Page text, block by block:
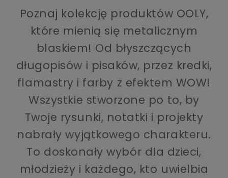
Poznaj kolekcję produktów OOLY,
które mienią się metalicznym
blaskiem! Od błyszczących
długopisów i pisaków, przez kredki,
flamastry i farby z efektem WOW!
Wszystkie stworzone po to, by
Twoje rysunki, notatki i projekty
nabrały wyjątkowego charakteru.
To doskonały wybór dla dzieci,
młodzieży i każdego, kto uwielbia